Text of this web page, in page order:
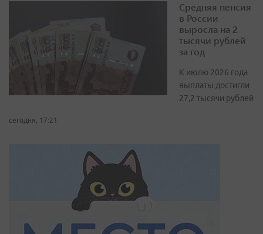
Средняя пенсия
в России
выросла на 2
тысячи рублей
за год
К июлю 2026 года
выплаты достигли
27,2 тысячи рублей
сегодня, 17:21